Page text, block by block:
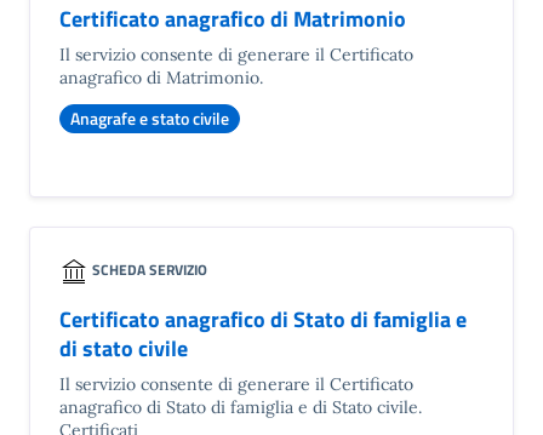
Certificato anagrafico di Matrimonio
Il servizio consente di generare il Certificato
anagrafico di Matrimonio.
Anagrafe e stato civile
SCHEDA SERVIZIO
Certificato anagrafico di Stato di famiglia e
di stato civile
Il servizio consente di generare il Certificato
anagrafico di Stato di famiglia e di Stato civile.
Certificati